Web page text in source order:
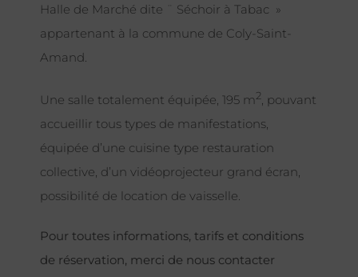
Halle de Marché dite ¨ Séchoir à Tabac »
appartenant à la commune de Coly-Saint-
Amand.
Une salle totalement équipée, 195 m2, pouvant
accueillir tous types de manifestations,
équipée d’une cuisine type restauration
collective, d’un vidéoprojecteur grand écran,
possibilité de location de vaisselle.
Pour toutes informations, tarifs et conditions
de réservation, merci de nous contacter